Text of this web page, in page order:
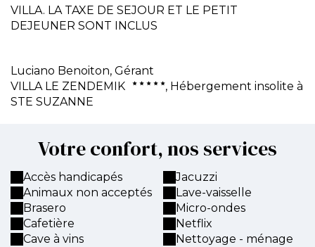
VILLA. LA TAXE DE SEJOUR ET LE PETIT
DEJEUNER SONT INCLUS
Luciano Benoiton, Gérant
VILLA LE ZENDEMIK
, Hébergement insolite à
STE SUZANNE
Votre confort, nos services
Accès handicapés
Animaux non acceptés
Brasero
Cafetière
Cave à vins
Jacuzzi
Lave-vaisselle
Micro-ondes
Netflix
Nettoyage - ménage